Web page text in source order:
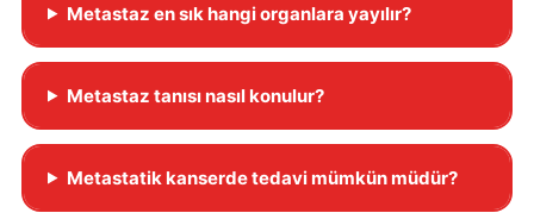
Metastaz en sık hangi organlara yayılır?
Metastaz tanısı nasıl konulur?
Metastatik kanserde tedavi mümkün müdür?